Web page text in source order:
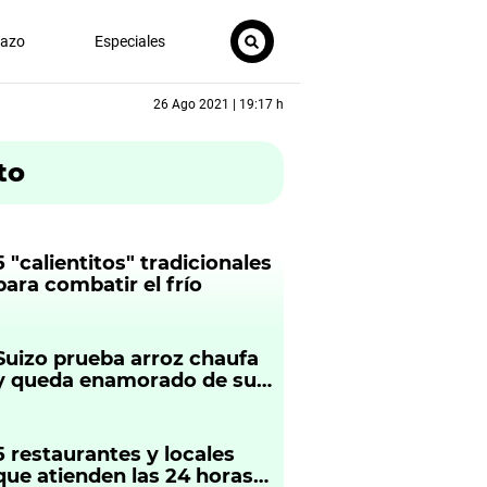
Especiales
26 Ago 2021 | 19:17 h
"calientitos" tradicionales
combatir el frío
prueba arroz chaufa
queda enamorado de su
restaurantes y locales
atienden las 24 horas